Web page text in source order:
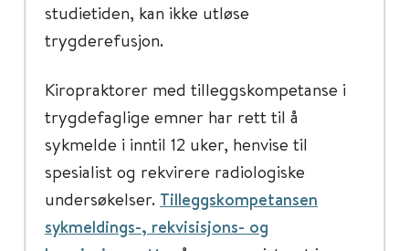
studietiden, kan ikke utløse
trygderefusjon.
Kiropraktorer med tilleggskompetanse i
trygdefaglige emner har rett til å
sykmelde i inntil 12 uker, henvise til
spesialist og rekvirere radiologiske
undersøkelser. Tilleggskompetansen
sykmeldings-, rekvisisjons- og